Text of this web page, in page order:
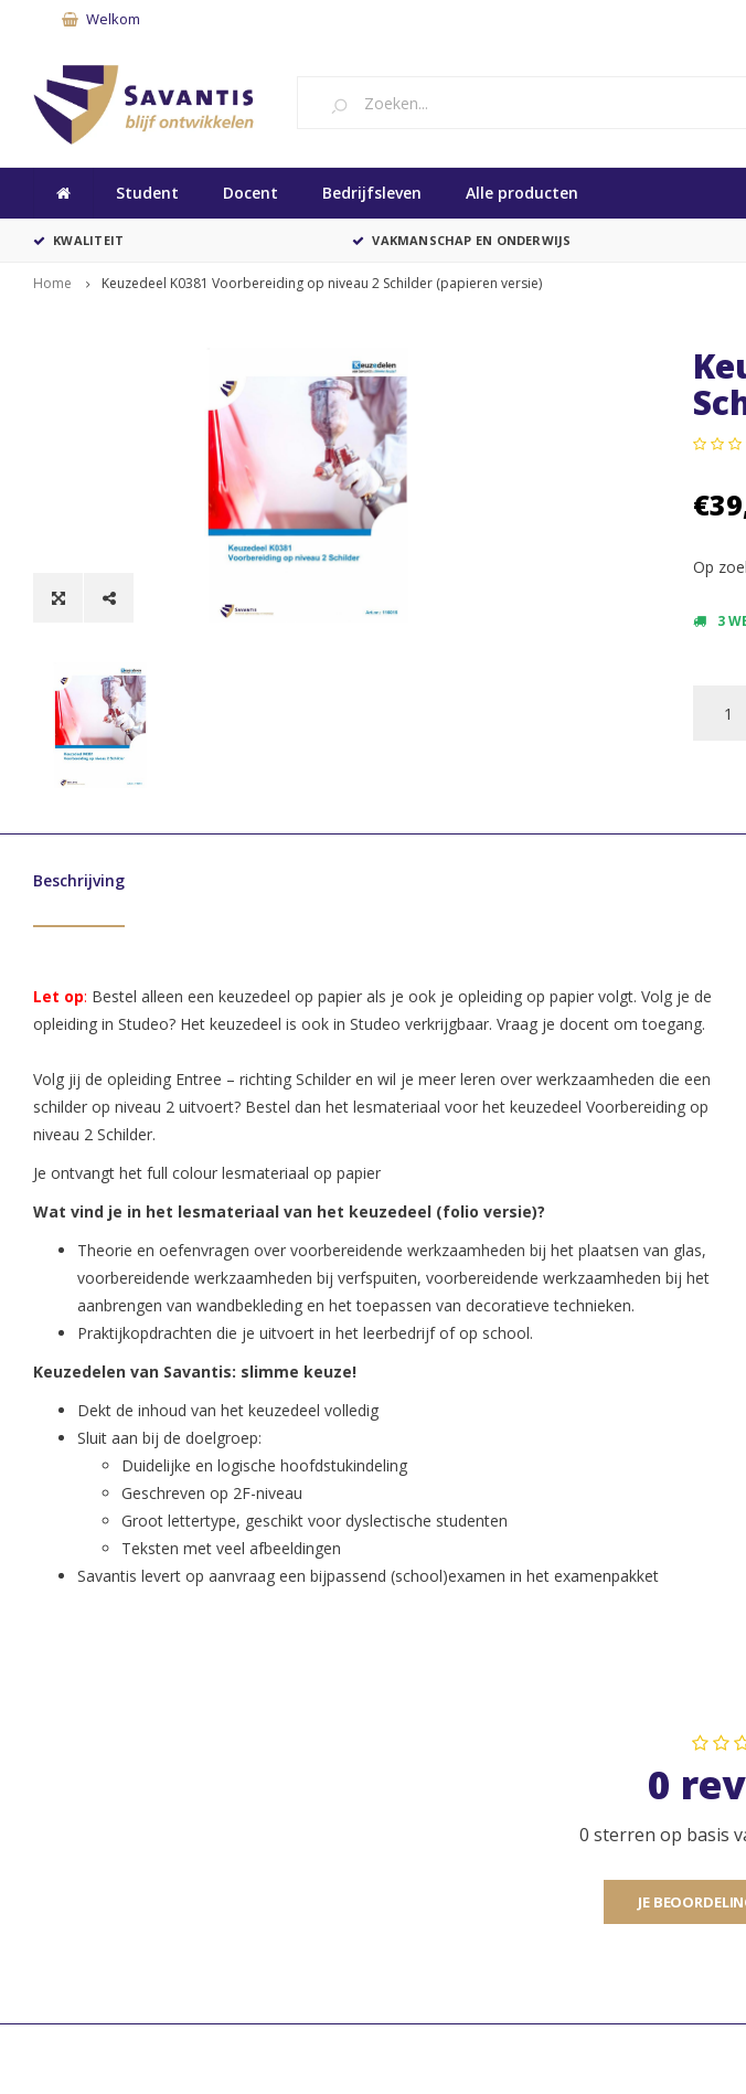
Welkom
Student Docent Bedrijfsleven Alle producten
KWALITEIT VAKMANSCHAP EN ONDERWIJS
Home Keuzedeel K0381 Voorbereiding op niveau 2 Schilder (papieren versie)
Op
3
Beschrijving
Let op: Bestel alleen een keuzedeel op papier als je ook je opleiding op papier volgt. Volg je de
opleiding in Studeo? Het keuzedeel is ook in Studeo verkrijgbaar. Vraag je docent om toegang.
Volg jij de opleiding Entree – richting Schilder en wil je meer leren over werkzaamheden die een
schilder op niveau 2 uitvoert? Bestel dan het lesmateriaal voor het keuzedeel Voorbereiding op
niveau 2 Schilder.
Je ontvangt het full colour lesmateriaal op papier
Wat vind je in het lesmateriaal van het keuzedeel (folio versie)?
Theorie en oefenvragen over voorbereidende werkzaamheden bij het plaatsen van glas,
voorbereidende werkzaamheden bij verfspuiten, voorbereidende werkzaamheden bij het
aanbrengen van wandbekleding en het toepassen van decoratieve technieken.
Praktijkopdrachten die je uitvoert in het leerbedrijf of op school.
Keuzedelen van Savantis: slimme keuze!
Dekt de inhoud van het keuzedeel volledig
Sluit aan bij de doelgroep:
Duidelijke en logische hoofdstukindeling
Geschreven op 2F-niveau
Groot lettertype, geschikt voor dyslectische studenten
Teksten met veel afbeeldingen
Savantis levert op aanvraag een bijpassend (school)examen in het examenpakket
0
0 sterren op basis
JE